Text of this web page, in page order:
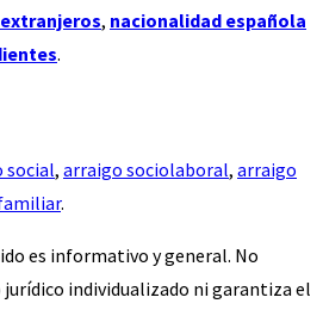
extranjeros, nacionalidad española
.
social, arraigo sociolaboral, arraigo
.
es informativo y general. No
individualizado ni garantiza el